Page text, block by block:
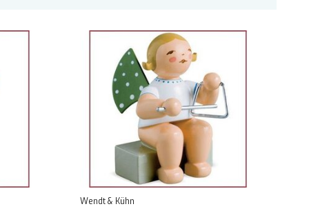
Wendt & Kühn